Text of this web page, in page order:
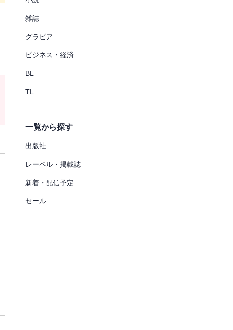
雑誌
グラビア
ビジネス・経済
BL
TL
一覧から探す
出版社
レーベル・掲載誌
新着・配信予定
セール